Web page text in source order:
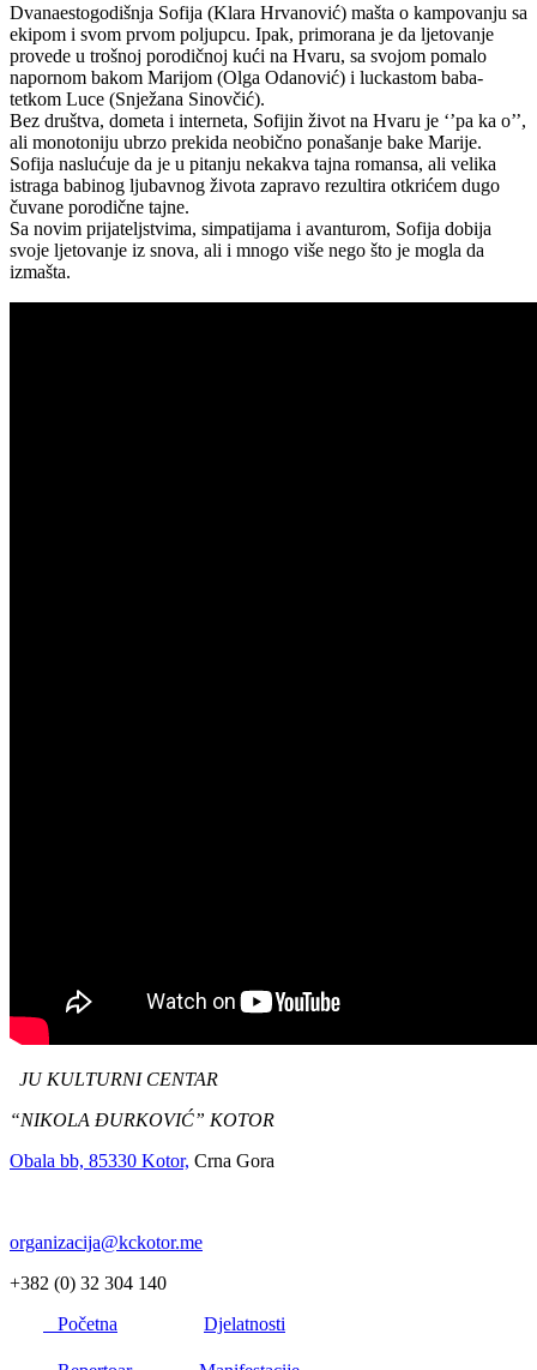
Dvanaestogodišnja Sofija (Klara Hrvanović) mašta o kampovanju sa
ekipom i svom prvom poljupcu. Ipak, primorana je da ljetovanje
provede u trošnoj porodičnoj kući na Hvaru, sa svojom pomalo
napornom bakom Marijom (Olga Odanović) i luckastom baba-
tetkom Luce (Snježana Sinovčić).
Bez društva, dometa i interneta, Sofijin život na Hvaru je ‘’pa ka o’’,
ali monotoniju ubrzo prekida neobično ponašanje bake Marije.
Sofija naslućuje da je u pitanju nekakva tajna romansa, ali velika
istraga babinog ljubavnog života zapravo rezultira otkrićem dugo
čuvane porodične tajne.
Sa novim prijateljstvima, simpatijama i avanturom, Sofija dobija
svoje ljetovanje iz snova, ali i mnogo više nego što je mogla da
izmašta.
JU KULTURNI CENTAR
“NIKOLA ĐURKOVIĆ” KOTOR
Obala bb, 85330 Kotor, Crna Gora
organizacija@kckotor.me
+382 (0) 32 304 140
Početna
Djelatnosti